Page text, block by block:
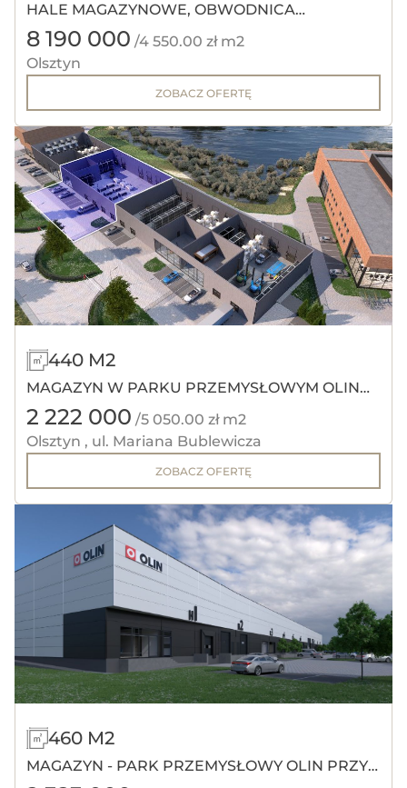
HALE MAGAZYNOWE, OBWODNICA
OLSZTYNA.
8 190 000 /4 550.00 zł m2
Olsztyn
ZOBACZ OFERTĘ
440 M2
MAGAZYN W PARKU PRZEMYSŁOWYM OLIN
PRZY OBWODNICY
2 222 000 /5 050.00 zł m2
Olsztyn , ul. Mariana Bublewicza
ZOBACZ OFERTĘ
460 M2
MAGAZYN - PARK PRZEMYSŁOWY OLIN PRZY